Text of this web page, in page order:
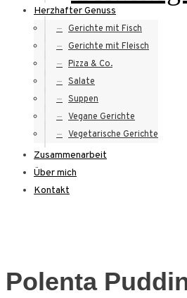
Herzhafter Genuss
Gerichte mit Fisch
Gerichte mit Fleisch
Pizza & Co.
Salate
Suppen
Vegane Gerichte
Vegetarische Gerichte
Zusammenarbeit
Über mich
Kontakt
Polenta